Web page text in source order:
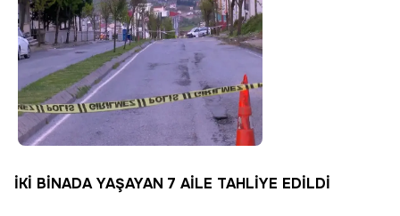
İKİ BİNADA YAŞAYAN 7 AİLE TAHLİYE EDİLDİ